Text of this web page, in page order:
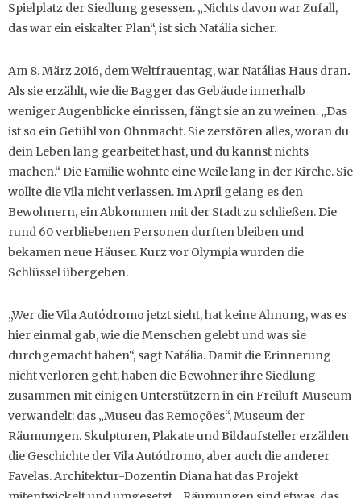
Spielplatz der Siedlung gesessen. „Nichts davon war Zufall,
das war ein eiskalter Plan“, ist sich Natália sicher.
Am 8. März 2016, dem Weltfrauentag, war Natálias Haus dran.
Als sie erzählt, wie die Bagger das Gebäude innerhalb
weniger Augenblicke einrissen, fängt sie an zu weinen. „Das
ist so ein Gefühl von Ohnmacht. Sie zerstören alles, woran du
dein Leben lang gearbeitet hast, und du kannst nichts
machen.“ Die Familie wohnte eine Weile lang in der Kirche. Sie
wollte die Vila nicht verlassen. Im April gelang es den
Bewohnern, ein Abkommen mit der Stadt zu schließen. Die
rund 60 verbliebenen Personen durften bleiben und
bekamen neue Häuser. Kurz vor Olympia wurden die
Schlüssel übergeben.
„Wer die Vila Autódromo jetzt sieht, hat keine Ahnung, was es
hier einmal gab, wie die Menschen gelebt und was sie
durchgemacht haben“, sagt Natália. Damit die Erinnerung
nicht verloren geht, haben die Bewohner ihre Siedlung
zusammen mit einigen Unterstützern in ein Freiluft-Museum
verwandelt: das „Museu das Remoções“, Museum der
Räumungen. Skulpturen, Plakate und Bildaufsteller erzählen
die Geschichte der Vila Autódromo, aber auch die anderer
Favelas. Architektur-Dozentin Diana hat das Projekt